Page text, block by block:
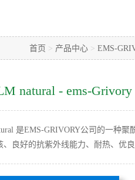
首页 > 产品中心 > EMS-
natural - ems-Grivory
是EMS-GRIVORY公司的一种聚
、良好的抗紫外线能力、耐热、优良